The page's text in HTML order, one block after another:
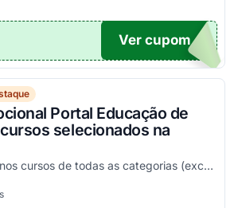
funcionou
LAY
Ver cupom
Portal Educação de
selecionados na
20% de desconto nos cursos de todas as categorias (exceto USP e Cursos Técnicos e também para os planos do Portal Play). Aproveite!
funcionou